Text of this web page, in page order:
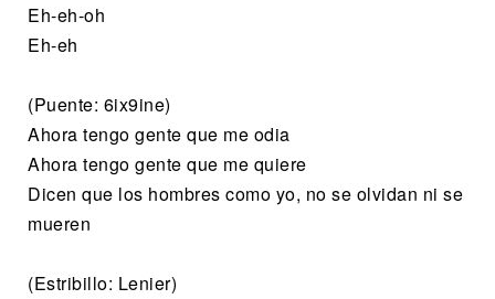
Eh-eh-oh
Eh-eh
(Puente: 6ix9ine)
Ahora tengo gente que me odia
Ahora tengo gente que me quiere
Dicen que los hombres como yo, no se olvidan ni se
mueren
(Estribillo: Lenier)